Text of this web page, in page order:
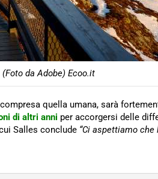
(Foto da Adobe) Ecoo.it
quella umana, sarà
di altri anni per accorgersi delle
Salles conclude “Ci aspettiamo